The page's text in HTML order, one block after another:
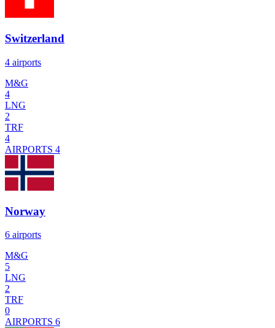
Switzerland
4 airports
M&G
4
LNG
2
TRF
4
AIRPORTS 4
Norway
6 airports
M&G
5
LNG
2
TRF
0
AIRPORTS 6